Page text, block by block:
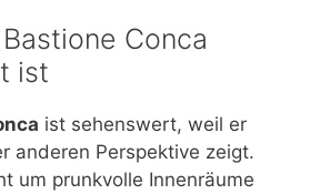
Conca
ist
ist sehenswert, weil er
anderen Perspektive zeigt.
um prunkvolle Innenräume